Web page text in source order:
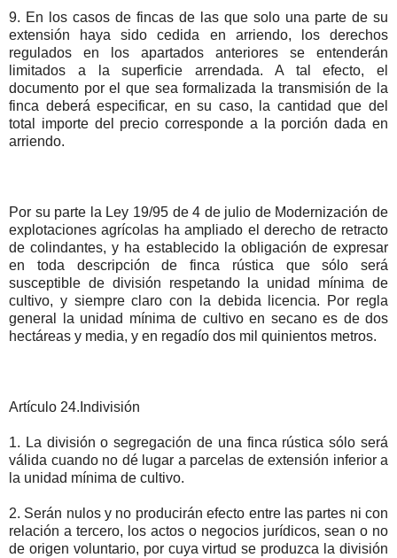
9. En los casos de fincas de las que solo una parte de su
extensión haya sido cedida en arriendo, los derechos
regulados en los apartados anteriores se entenderán
limitados a la superficie arrendada. A tal efecto, el
documento por el que sea formalizada la transmisión de la
finca deberá especificar, en su caso, la cantidad que del
total importe del precio corresponde a la porción dada en
arriendo.
Por su parte la Ley 19/95 de 4 de julio de Modernización de
explotaciones agrícolas ha ampliado el derecho de retracto
de colindantes, y ha establecido la obligación de expresar
en toda descripción de finca rústica que sólo será
susceptible de división respetando la unidad mínima de
cultivo, y siempre claro con la debida licencia. Por regla
general la unidad mínima de cultivo en secano es de dos
hectáreas y media, y en regadío dos mil quinientos metros.
Artículo 24.Indivisión
1. La división o segregación de una finca rústica sólo será
válida cuando no dé lugar a parcelas de extensión inferior a
la unidad mínima de cultivo.
2. Serán nulos y no producirán efecto entre las partes ni con
relación a tercero, los actos o negocios jurídicos, sean o no
de origen voluntario, por cuya virtud se produzca la división